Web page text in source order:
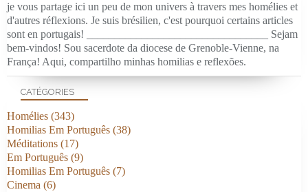
je vous partage ici un peu de mon univers à travers mes homélies et
d'autres réflexions. Je suis brésilien, c'est pourquoi certains articles
sont en portugais! _________________________________ Sejam
bem-vindos! Sou sacerdote da diocese de Grenoble-Vienne, na
França! Aqui, compartilho minhas homilias e reflexões.
CATÉGORIES
Homélies (343)
Homilias Em Português (38)
Méditations (17)
Em Português (9)
Homilias Em Português (7)
Cinema (6)